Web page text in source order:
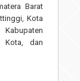
Barat
Kota
Kabupaten
Kota, dan